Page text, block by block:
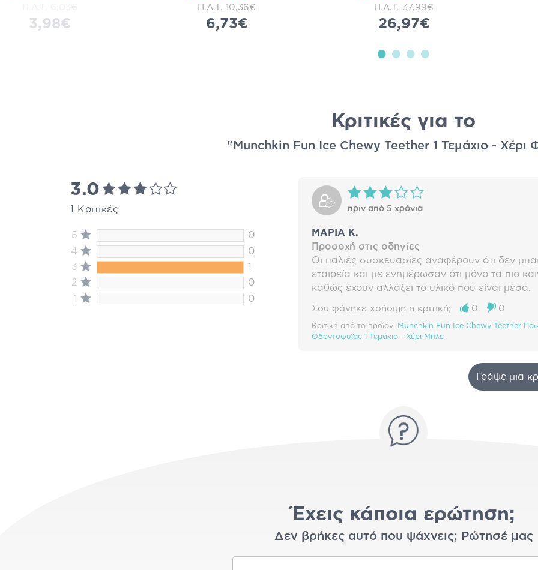
3,98€
Π.Λ.Τ. 10,36€
6,73€
Π.Λ.Τ. 37,99€
26,97€
Κριτικές για το
"Munchkin Fun Ice Chewy Teether 1 Τεμάχιο - Χέρι
3.0
1 Κριτικές
5
0
4
0
3
1
2
0
1
0
πριν από 5 χρόνια
ΜΑΡΙΑ Κ.
Προσοχή στις οδηγίες
Οι παλιές συσκευασίες αναφέρουν ότι δεν
εταιρεία και με ενημέρωσαν ότι μόνο τα πιο
καθώς έχουν αλλάξει το υλικό που είναι μέσα.
Σου φάνηκε χρήσιμη η κριτική; 0 0
Κριτική από το προϊόν: Munchkin Fun Ice Chewy Teether
Οδοντοφυΐας 1 Τεμάχιο - Χέρι Μπλε
Γράψε μια
Έχεις κάποια ερώτηση;
Δεν βρήκες αυτό που ψάχνεις; Ρώτησέ μας